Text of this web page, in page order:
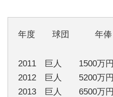
年度 球団 年俸
2011 巨人 1500万円
2012 巨人 5200万円
2013 巨人 6500万円